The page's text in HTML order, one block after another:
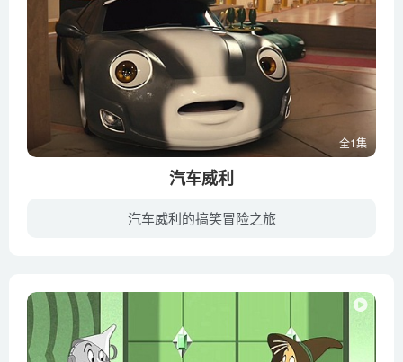
全1集
汽车威利
汽车威利的搞笑冒险之旅